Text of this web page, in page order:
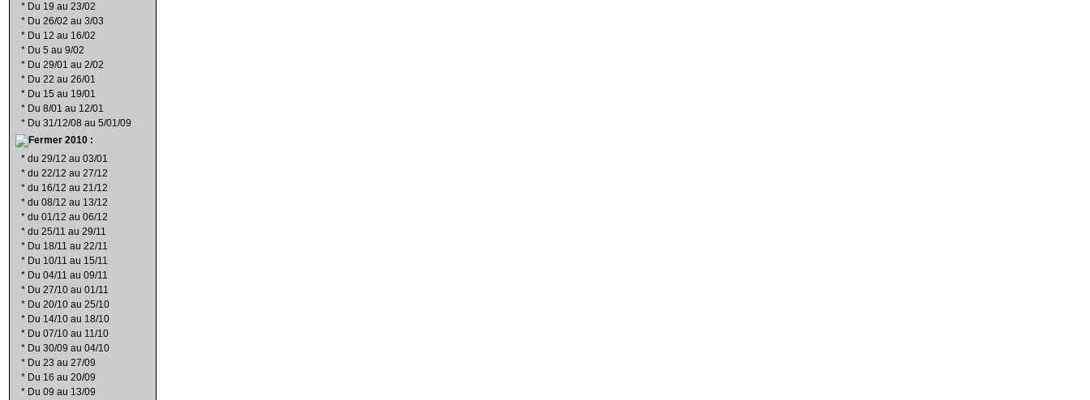
* Du 19 au 23/02
* Du 26/02 au 3/03
* Du 12 au 16/02
* Du 5 au 9/02
* Du 29/01 au 2/02
* Du 22 au 26/01
* Du 15 au 19/01
* Du 8/01 au 12/01
* Du 31/12/08 au 5/01/09
2010 :
* du 29/12 au 03/01
* du 22/12 au 27/12
* du 16/12 au 21/12
* du 08/12 au 13/12
* du 01/12 au 06/12
* du 25/11 au 29/11
* Du 18/11 au 22/11
* Du 10/11 au 15/11
* Du 04/11 au 09/11
* Du 27/10 au 01/11
* Du 20/10 au 25/10
* Du 14/10 au 18/10
* Du 07/10 au 11/10
* Du 30/09 au 04/10
* Du 23 au 27/09
* Du 16 au 20/09
* Du 09 au 13/09